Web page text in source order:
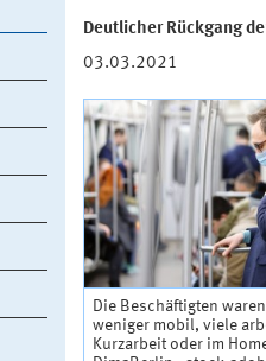
Deutlicher Rückgang
03.03.2021
Die Beschäftigten
weniger mobil, viele
Kurzarbeit oder im